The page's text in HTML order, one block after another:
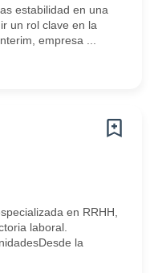
estabilidad en una
un rol clave en la
empresa ...
en RRHH,
laboral.
la